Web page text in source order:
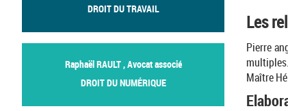
Les
Pierre
multiples.
Maître
DROIT DU TRAVAIL
Raphaël RAULT , Avocat associé
DROIT DU NUMÉRIQUE